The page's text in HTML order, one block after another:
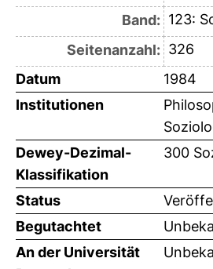
Band: 123:
Seitenanzahl: 326
Datum
1984
Institutionen
Dewey-Dezimal-
Klassifikation
300
Status
Begutachtet
An der Universität